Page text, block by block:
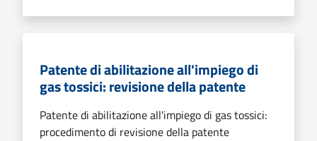
Patente di abilitazione all'impiego di
gas tossici: revisione della patente
Patente di abilitazione all'impiego di gas tossici:
procedimento di revisione della patente